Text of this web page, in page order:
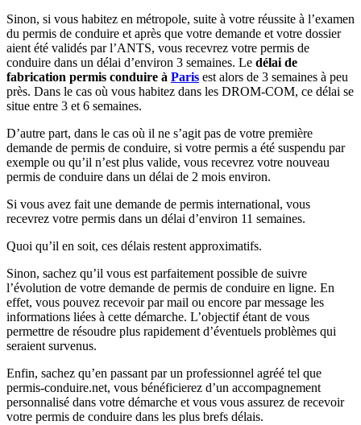
Sinon, si vous habitez en métropole, suite à votre réussite à l’examen
du permis de conduire et après que votre demande et votre dossier
aient été validés par l’ANTS, vous recevrez votre permis de
conduire dans un délai d’environ 3 semaines. Le délai de
fabrication permis conduire à Paris est alors de 3 semaines à peu
près. Dans le cas où vous habitez dans les DROM-COM, ce délai se
situe entre 3 et 6 semaines.
D’autre part, dans le cas où il ne s’agit pas de votre première
demande de permis de conduire, si votre permis a été suspendu par
exemple ou qu’il n’est plus valide, vous recevrez votre nouveau
permis de conduire dans un délai de 2 mois environ.
Si vous avez fait une demande de permis international, vous
recevrez votre permis dans un délai d’environ 11 semaines.
Quoi qu’il en soit, ces délais restent approximatifs.
Sinon, sachez qu’il vous est parfaitement possible de suivre
l’évolution de votre demande de permis de conduire en ligne. En
effet, vous pouvez recevoir par mail ou encore par message les
informations liées à cette démarche. L’objectif étant de vous
permettre de résoudre plus rapidement d’éventuels problèmes qui
seraient survenus.
Enfin, sachez qu’en passant par un professionnel agréé tel que
permis-conduire.net, vous bénéficierez d’un accompagnement
personnalisé dans votre démarche et vous vous assurez de recevoir
votre permis de conduire dans les plus brefs délais.